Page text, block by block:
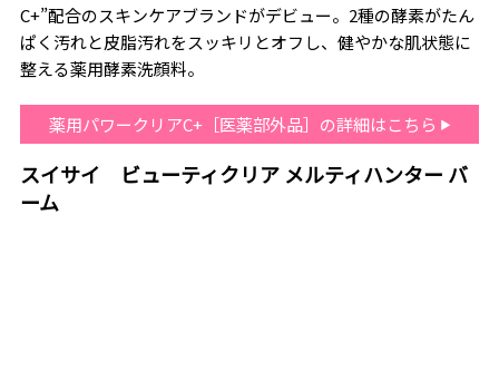
C+”配合のスキンケアブランドがデビュー。2種の酵素がたん
ぱく汚れと皮脂汚れをスッキリとオフし、健やかな肌状態に
整える薬用酵素洗顔料。
薬用パワークリアC+［医薬部外品］の詳細はこちら
スイサイ ビューティクリア メルティハンター バ
ーム